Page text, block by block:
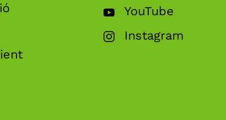
YouTube
Instagram